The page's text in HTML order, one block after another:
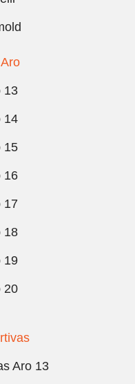
13
14
15
16
17
18
19
20
Aro 13